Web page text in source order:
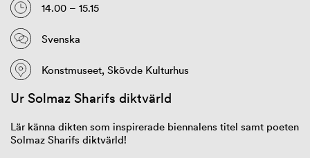
14.00 – 15.15
Svenska
Konstmuseet, Skövde Kulturhus
Ur Solmaz Sharifs diktvärld
Lär känna dikten som inspirerade biennalens titel samt poeten
Solmaz Sharifs diktvärld!